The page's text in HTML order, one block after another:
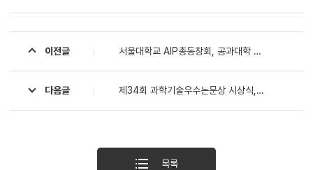
이전글 서울대학교 AIP총동창회, 공과대학 발전을 위해 5천만원 기부
다음글 제34회 과학기술우수논문상 시상식, 243편 우수 논문 선정
목록